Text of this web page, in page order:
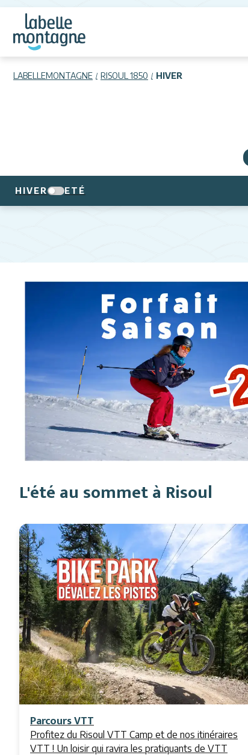
LABELLEMONTAGNE RISOUL 1850 HIVER
HIVER ETÉ
L'été au sommet à Risoul
Parcours VTT
Profitez du Risoul VTT Camp et de nos itinéraires
VTT ! Un loisir qui ravira les pratiquants de VTT